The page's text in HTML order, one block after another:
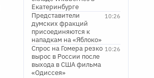
Екатеринбурге
10:26
Представители
думских фракций
присоединяются к
нападкам на «Яблоко»
10:26
Спрос на Гомера резко
вырос в России после
выхода в США фильма
«Одиссея»